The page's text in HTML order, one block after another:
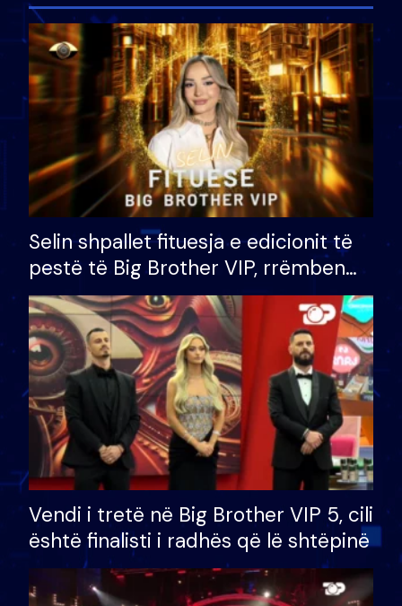
Selin shpallet fituesja e edicionit të
pestë të Big Brother VIP, rrëmben
çmimin e madh prej 100 mijë eurosh
Vendi i tretë në Big Brother VIP 5, cili
është finalisti i radhës që lë shtëpinë